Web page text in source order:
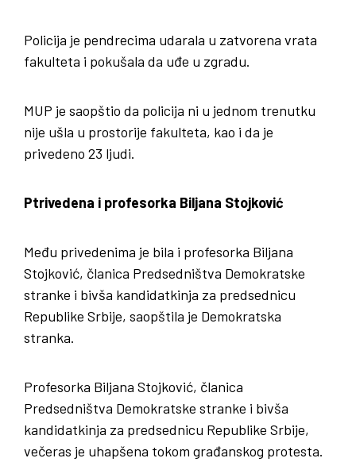
Policija je pendrecima udarala u zatvorena vrata
fakulteta i pokušala da uđe u zgradu.
MUP je saopštio da policija ni u jednom trenutku
nije ušla u prostorije fakulteta, kao i da je
privedeno 23 ljudi.
Ptrivedena i profesorka Biljana Stojković
Među privedenima je bila i profesorka Biljana
Stojković, članica Predsedništva Demokratske
stranke i bivša kandidatkinja za predsednicu
Republike Srbije, saopštila je Demokratska
stranka.
Profesorka Biljana Stojković, članica
Predsedništva Demokratske stranke i bivša
kandidatkinja za predsednicu Republike Srbije,
večeras je uhapšena tokom građanskog protesta.